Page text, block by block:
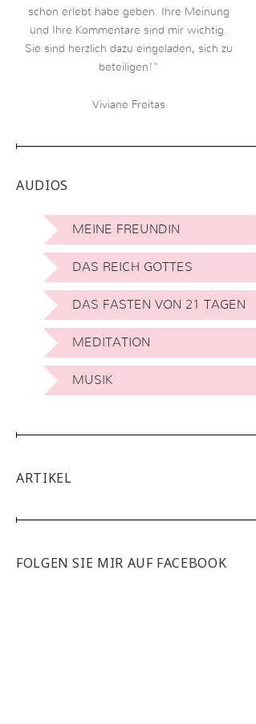
schon erlebt habe geben. Ihre Meinung
und Ihre Kommentare sind mir wichtig.
Sie sind herzlich dazu eingeladen, sich zu
beteiligen!“
Viviane Freitas
AUDIOS
MEINE FREUNDIN
DAS REICH GOTTES
DAS FASTEN VON 21 TAGEN
MEDITATION
MUSIK
ARTIKEL
FOLGEN SIE MIR AUF FACEBOOK